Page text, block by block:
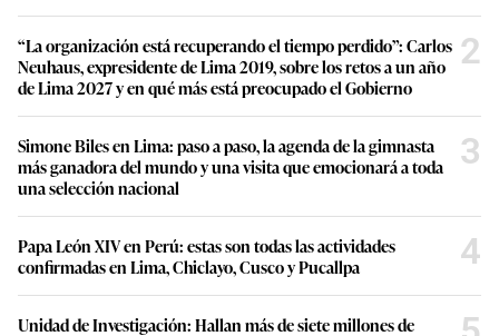
“La organización está recuperando el tiempo perdido”: Carlos
Neuhaus, expresidente de Lima 2019, sobre los retos a un año
de Lima 2027 y en qué más está preocupado el Gobierno
2
Simone Biles en Lima: paso a paso, la agenda de la gimnasta
más ganadora del mundo y una visita que emocionará a toda
una selección nacional
3
Papa León XIV en Perú: estas son todas las actividades
confirmadas en Lima, Chiclayo, Cusco y Pucallpa
4
Unidad de Investigación: Hallan más de siete millones de